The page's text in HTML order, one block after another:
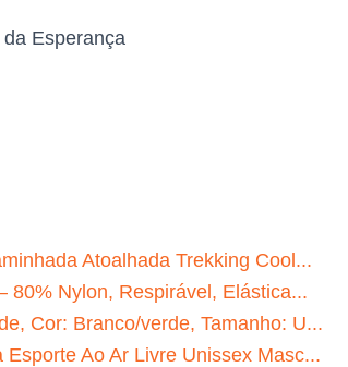
Esperança
Atoalhada Trekking Cool...
80% Nylon, Respirável, Elástica...
Cor: Branco/verde, Tamanho: U...
Ao Ar Livre Unissex Masc...